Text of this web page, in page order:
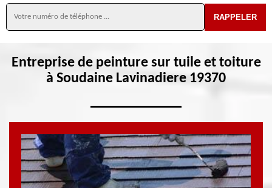
Entreprise de peinture sur tuile et toiture
à Soudaine Lavinadiere 19370